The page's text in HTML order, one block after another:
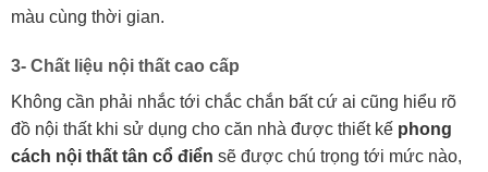
màu cùng thời gian.
3- Chất liệu nội thất cao cấp
Không cần phải nhắc tới chắc chắn bất cứ ai cũng hiểu rõ
đồ nội thất khi sử dụng cho căn nhà được thiết kế phong
cách nội thất tân cổ điển sẽ được chú trọng tới mức nào,